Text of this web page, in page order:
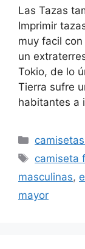
Las Tazas
Imprimir
muy facil
un
Tokio, de lo
Tierra sufre
habitantes a
Categorías
Etiquetas
camiseta
masculinas,
mayor